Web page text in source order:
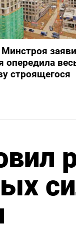
опередила
строящегося